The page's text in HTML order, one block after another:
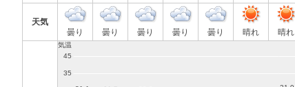
天気
曇り
曇り 曇り 曇り 曇り 晴れ 晴れ